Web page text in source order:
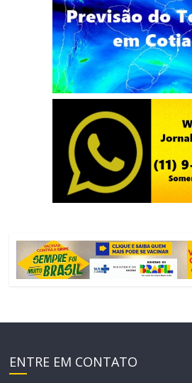
ENTRE EM CONTATO